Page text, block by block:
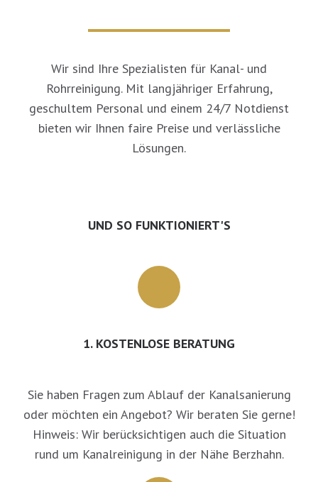
Wir sind Ihre Spezialisten für Kanal- und
Rohrreinigung. Mit langjähriger Erfahrung,
geschultem Personal und einem 24/7 Notdienst
bieten wir Ihnen faire Preise und verlässliche
Lösungen.
UND SO FUNKTIONIERT'S
1. KOSTENLOSE BERATUNG
Sie haben Fragen zum Ablauf der Kanalsanierung
oder möchten ein Angebot? Wir beraten Sie gerne!
Hinweis: Wir berücksichtigen auch die Situation
rund um Kanalreinigung in der Nähe Berzhahn.